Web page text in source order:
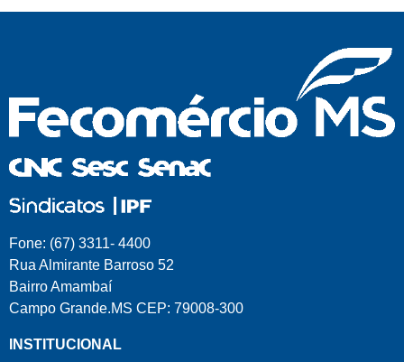
Fone: (67) 3311- 4400
Rua Almirante Barroso 52
Bairro Amambaí
Campo Grande.MS CEP: 79008-300
INSTITUCIONAL